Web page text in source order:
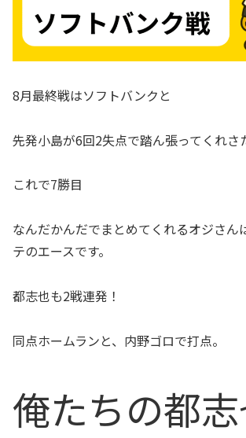
8月最終戦はソフトバンクと
先発小島が6回2失点で踏ん張ってくれさ
これで7勝目
なんだかんだでまとめてくれるオジさん
テのエースです。
都志也も2戦連発！
同点ホームランと、内野ゴロで打点。
俺たちの都